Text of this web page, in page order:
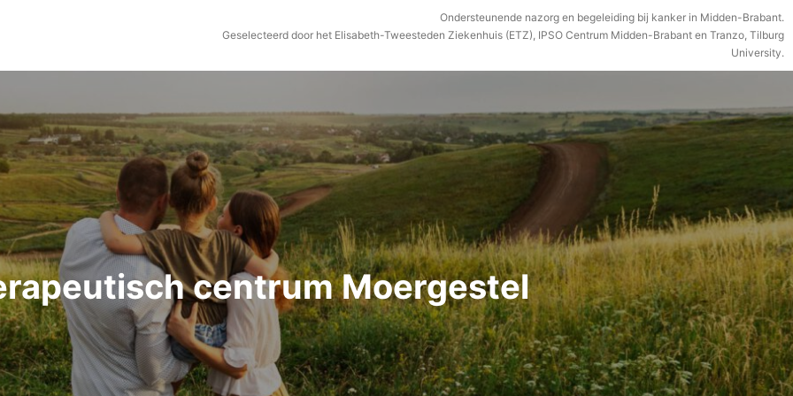
Ondersteunende nazorg en begeleiding bij kanker in Midden-Brabant.
Geselecteerd door het Elisabeth-Tweesteden Ziekenhuis (ETZ), IPSO Centrum Midden-Brabant en Tranzo, Tilburg
University.
centrum Moergestel